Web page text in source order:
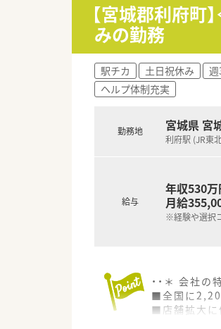
【宮城郡利府
みの勤務
駅チカ 土日祝休み
ヘルプ体制充実
勤務地 宮城県 宮
利府駅 (JR東
給与
年収530
月給
※経験や選択
・・＊ 会社の
■全国に
■店舗拡大に